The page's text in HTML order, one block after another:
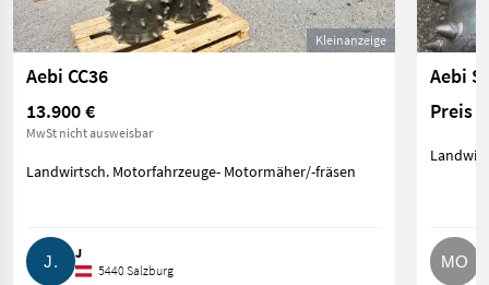
Kleinanzeige
Aebi CC36
13.900 €
MwSt nicht ausweisbar
Landwirtsch. Motorfahrzeuge- Motormäher/-fräsen
J
5440 Salzburg
Aebi
Preis